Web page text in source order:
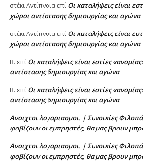
στέκι Αντίπνοια επί Oι καταλήψεις είναι
χώροι αντίστασης δημιουργίας και αγώνα
στέκι Αντίπνοια επί Oι καταλήψεις είναι
χώροι αντίστασης δημιουργίας και αγώνα
Β. επί Oι καταλήψεις είναι εστίες
αντίστασης δημιουργίας και αγώνα
Β. επί Oι καταλήψεις είναι εστίες
αντίστασης δημιουργίας και αγώνα
Ανοιχτοι λογαριασμοι. | Συνοικίες
φοβίζουν οι εμπρηστές, θα μας βρουν
Ανοιχτοι λογαριασμοι. | Συνοικίες
φοβίζουν οι εμπρηστές, θα μας βρουν